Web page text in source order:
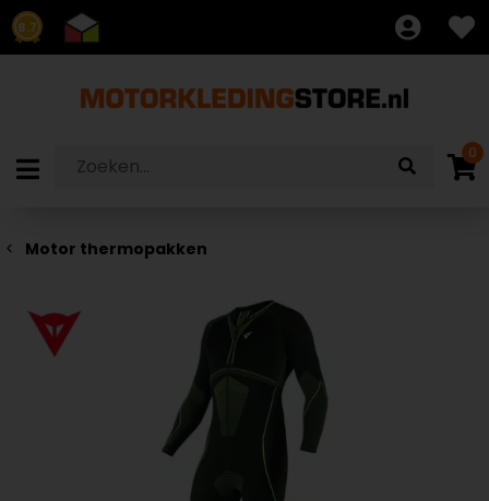
8.7
0
Motor thermopakken